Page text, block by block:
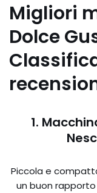
Migliori
Dolce
1.
Piccola e
un buon